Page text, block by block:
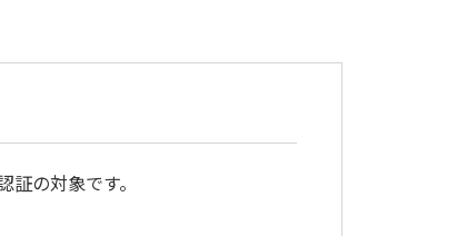
の対象です。